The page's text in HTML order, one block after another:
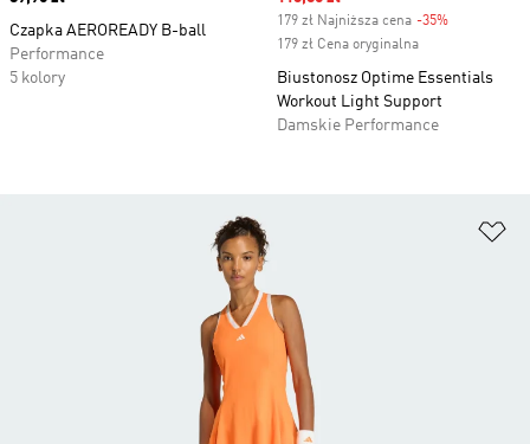
Czapka AEROREADY B-ball
Performance
5 kolory
179 zł Najniższa cena -35%
179 zł Cena oryginalna
Biustonosz Optime Essentials
Workout Light Support
Damskie Performance